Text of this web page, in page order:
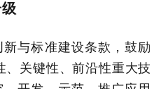
新与标准建设条款，鼓励
、关键性、前沿性重大技